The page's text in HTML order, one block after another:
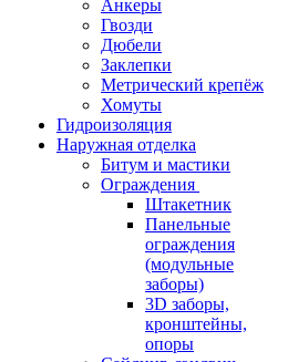
Анкеры
Гвозди
Дюбели
Заклепки
Метрический крепёж
Хомуты
Гидроизоляция
Наружная отделка
Битум и мастики
Ограждения
Штакетник
Панельные
ограждения
(модульные
заборы)
3D заборы,
кронштейны,
опоры